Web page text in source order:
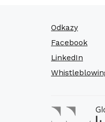
Odkazy
Facebook
LinkedIn